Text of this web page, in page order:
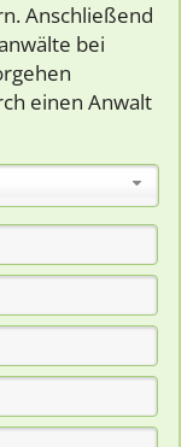
Anschließend
bei
einen Anwalt